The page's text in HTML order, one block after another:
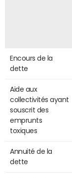
Encours de la
dette
Aide aux
collectivités ayant
souscrit des
emprunts
toxiques
Annuité de la
dette